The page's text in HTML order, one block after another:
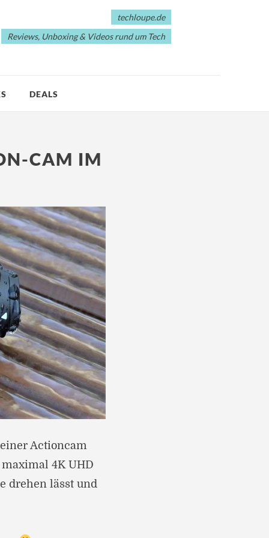
techloupe.de
Reviews, Unboxing & Videos rund um Tech
DEALS
CAM IM
Actioncam
4K UHD
drehen lässt und